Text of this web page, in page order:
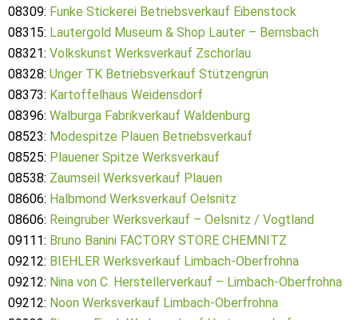
08309: Funke Stickerei Betriebsverkauf Eibenstock
08315: Lautergold Museum & Shop Lauter – Bernsbach
08321: Volkskunst Werksverkauf Zschorlau
08328: Unger TK Betriebsverkauf Stützengrün
08373: Kartoffelhaus Weidensdorf
08396: Walburga Fabrikverkauf Waldenburg
08523: Modespitze Plauen Betriebsverkauf
08525: Plauener Spitze Werksverkauf
08538: Zaumseil Werksverkauf Plauen
08606: Halbmond Werksverkauf Oelsnitz
08606: Reingruber Werksverkauf – Oelsnitz / Vogtland
09111: Bruno Banini FACTORY STORE CHEMNITZ
09212: BIEHLER Werksverkauf Limbach-Oberfrohna
09212: Nina von C. Herstellerverkauf – Limbach-Oberfrohna
09212: Noon Werksverkauf Limbach-Oberfrohna